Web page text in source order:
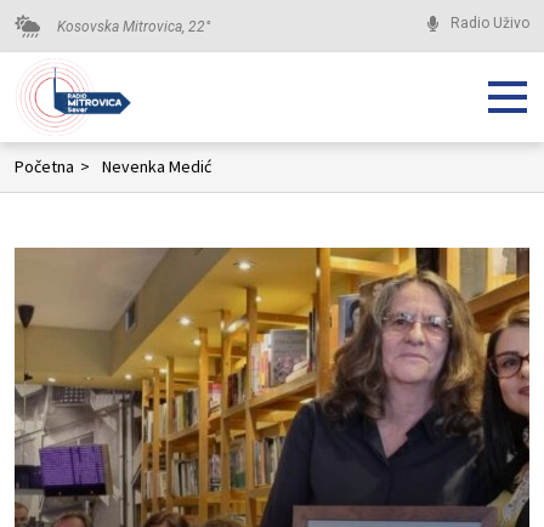
Kosovska Mitrovica, 22° Radio Uživo
Početna > Nevenka Medić